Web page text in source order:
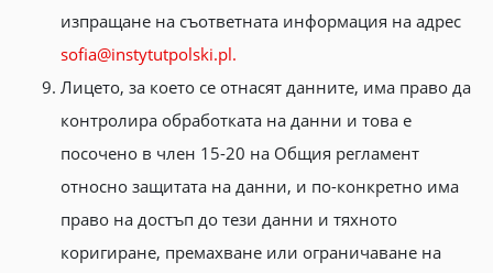
изпращане на съответната информация на адрес
sofia@instytutpolski.pl.
Лицето, за което се отнасят данните, има право да
контролира обработката на данни и това е
посочено в член 15-20 на Общия регламент
относно защитата на данни, и по-конкретно има
право на достъп до тези данни и тяхното
коригиране, премахване или ограничаване на